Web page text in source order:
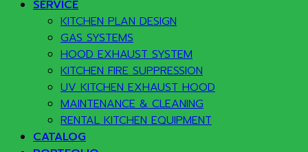
SERVICE
KITCHEN PLAN DESIGN
GAS SYSTEMS
HOOD EXHAUST SYSTEM
KITCHEN FIRE SUPPRESSION
UV KITCHEN EXHAUST HOOD
MAINTENANCE & CLEANING
RENTAL KITCHEN EQUIPMENT
CATALOG